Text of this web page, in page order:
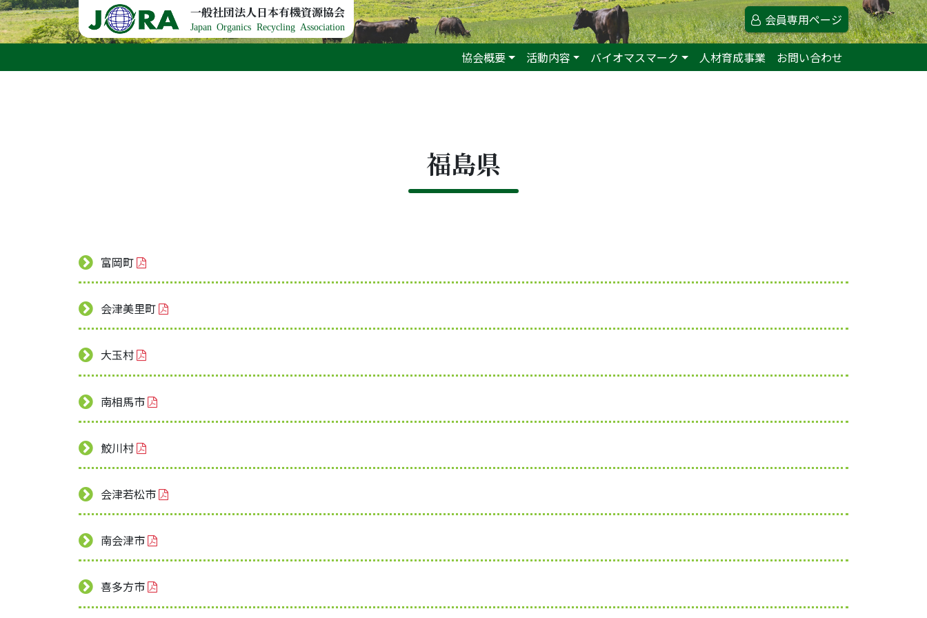
Skip to content 一般社団法人日本有機資源協会
Japan Organics Recycling Association 会員専用ページ
協会概要 活動内容 バイオマスマーク 人材育成事業 お問い合わせ
福島県
富岡町
会津美里町
大玉村
南相馬市
鮫川村
会津若松市
南会津市
喜多方市